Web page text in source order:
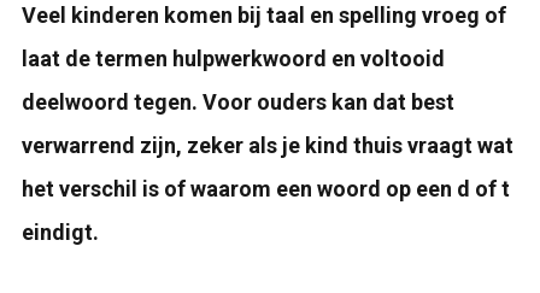
Veel kinderen komen bij taal en spelling vroeg of
laat de termen hulpwerkwoord en voltooid
deelwoord tegen. Voor ouders kan dat best
verwarrend zijn, zeker als je kind thuis vraagt wat
het verschil is of waarom een woord op een d of t
eindigt.